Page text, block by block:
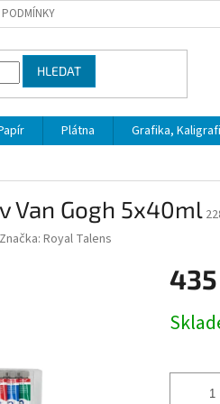
HLEDAT
Plátna Grafika,
Van Gogh 5x40ml
Značka: Royal Talens
cena: